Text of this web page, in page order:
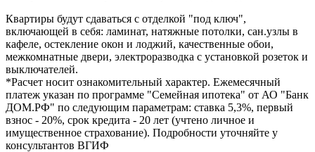
Квартиры будут сдаваться с отделкой "под ключ",
включающей в себя: ламинат, натяжные потолки, сан.узлы в
кафеле, остекление окон и лоджий, качественные обои,
межкомнатные двери, электроразводка с установкой розеток и
выключателей.
*Расчет носит ознакомительный характер. Ежемесячный
платеж указан по программе "Семейная ипотека" от АО "Банк
ДОМ.РФ" по следующим параметрам: ставка 5,3%, первый
взнос - 20%, срок кредита - 20 лет (учтено личное и
имущественное страхование). Подробности уточняйте у
консультантов ВГИФ